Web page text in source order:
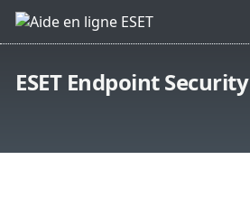
ESET Endpoint Security